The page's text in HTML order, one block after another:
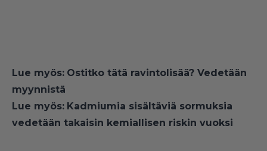
Lue myös: Ostitko tätä ravintolisää? Vedetään
myynnistä
Lue myös: Kadmiumia sisältäviä sormuksia
vedetään takaisin kemiallisen riskin vuoksi